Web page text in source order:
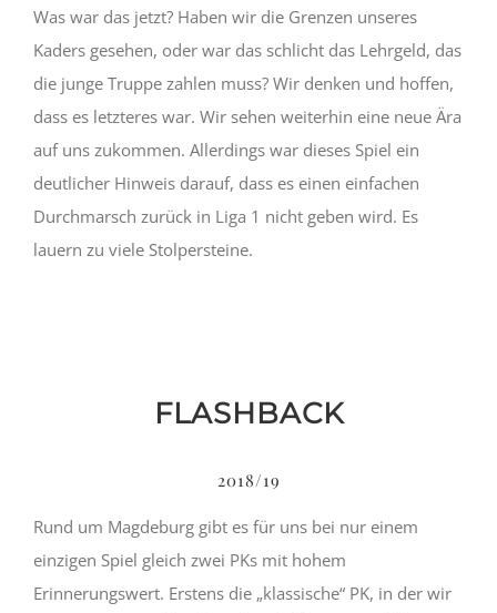
Was war das jetzt? Haben wir die Grenzen unseres
Kaders gesehen, oder war das schlicht das Lehrgeld, das
die junge Truppe zahlen muss? Wir denken und hoffen,
dass es letzteres war. Wir sehen weiterhin eine neue Ära
auf uns zukommen. Allerdings war dieses Spiel ein
deutlicher Hinweis darauf, dass es einen einfachen
Durchmarsch zurück in Liga 1 nicht geben wird. Es
lauern zu viele Stolpersteine.
FLASHBACK
2018/19
Rund um Magdeburg gibt es für uns bei nur einem
einzigen Spiel gleich zwei PKs mit hohem
Erinnerungswert. Erstens die „klassische“ PK, in der wir